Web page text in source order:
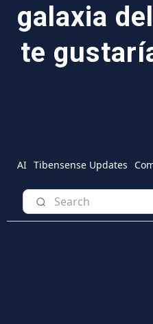
galaxia
te
AI Tibensense Updates